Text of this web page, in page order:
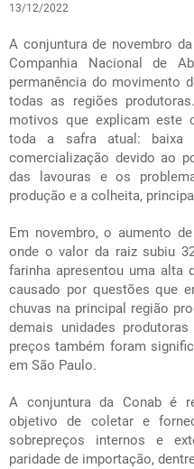
13/12/2022
A conjuntura de novembro
Companhia Nacional de
permanência do movimento
todas as regiões
motivos que explicam este
toda a safra atual: baixa
comercialização devido ao
das lavouras e os
produção e a colheita,
Em novembro, o aumento
onde o valor da raiz subiu
farinha apresentou uma alta
causado por questões que
chuvas na principal região
demais unidades
preços também foram
em São Paulo.
A conjuntura da Conab é
objetivo de coletar e
sobrepreços internos e
paridade de importação,